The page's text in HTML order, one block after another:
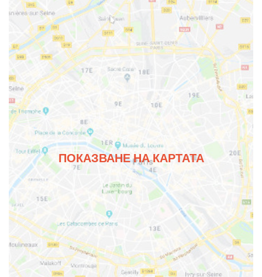
ПОКАЗВАНЕ НА КАРТАТА